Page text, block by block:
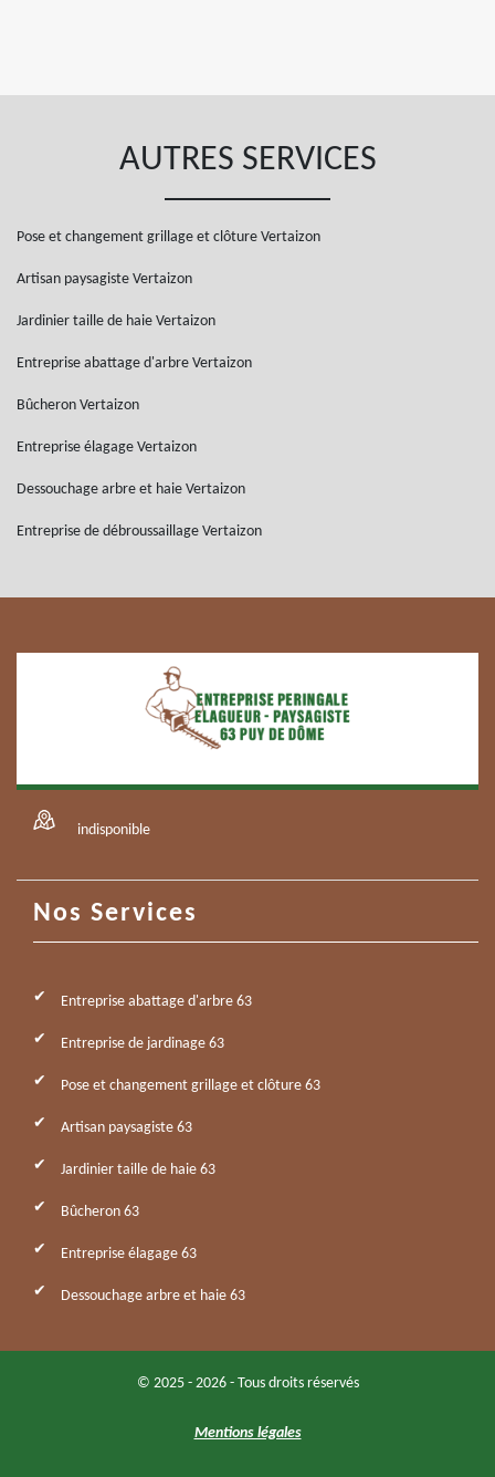
AUTRES SERVICES
Pose et changement grillage et clôture Vertaizon
Artisan paysagiste Vertaizon
Jardinier taille de haie Vertaizon
Entreprise abattage d'arbre Vertaizon
Bûcheron Vertaizon
Entreprise élagage Vertaizon
Dessouchage arbre et haie Vertaizon
Entreprise de débroussaillage Vertaizon
indisponible
Nos Services
Entreprise abattage d'arbre 63
Entreprise de jardinage 63
Pose et changement grillage et clôture 63
Artisan paysagiste 63
Jardinier taille de haie 63
Bûcheron 63
Entreprise élagage 63
Dessouchage arbre et haie 63
© 2025 - 2026 - Tous droits réservés
Mentions légales